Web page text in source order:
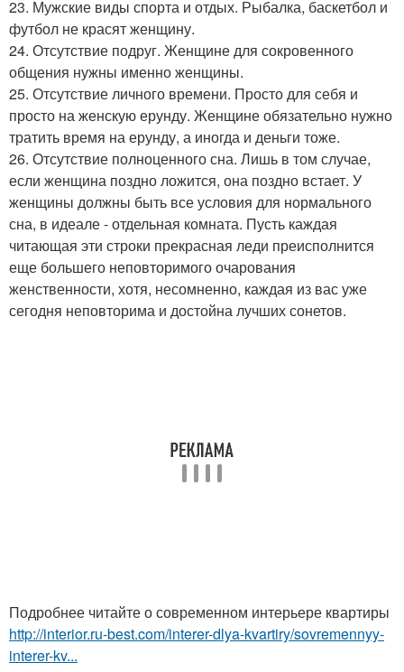
23. Мужские виды спорта и отдых. Рыбалка, баскетбол и
футбол не красят женщину.
24. Отсутствие подруг. Женщине для сокровенного
общения нужны именно женщины.
25. Отсутствие личного времени. Просто для себя и
просто на женскую ерунду. Женщине обязательно нужно
тратить время на ерунду, а иногда и деньги тоже.
26. Отсутствие полноценного сна. Лишь в том случае,
если женщина поздно ложится, она поздно встает. У
женщины должны быть все условия для нормального
сна, в идеале - отдельная комната. Пусть каждая
читающая эти строки прекрасная леди преисполнится
еще большего неповторимого очарования
женственности, хотя, несомненно, каждая из вас уже
сегодня неповторима и достойна лучших сонетов.
Подробнее читайте о современном интерьере квартиры
http://interior.ru-best.com/interer-dlya-kvartiry/sovremennyy-
interer-kv...